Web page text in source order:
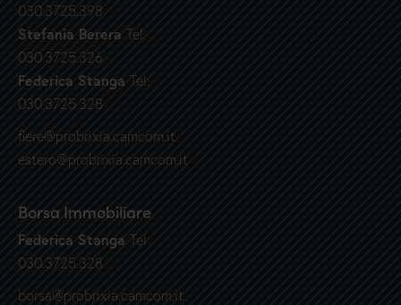
030.3725.398
Stefania Berera Tel:
030.3725.326
Federica Stanga Tel:
030.3725.328
fiere@probrixia.camcom.it
estero@probrixia.camcom.it
Borsa Immobiliare
Federica Stanga Tel:
030.3725.328
borsa@probrixia.camcom.it